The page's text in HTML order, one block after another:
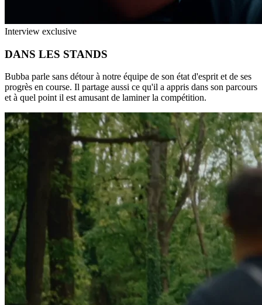
Interview exclusive
DANS LES STANDS
Bubba parle sans détour à notre équipe de son état d'esprit et de ses
progrès en course. Il partage aussi ce qu'il a appris dans son parcours
et à quel point il est amusant de laminer la compétition.